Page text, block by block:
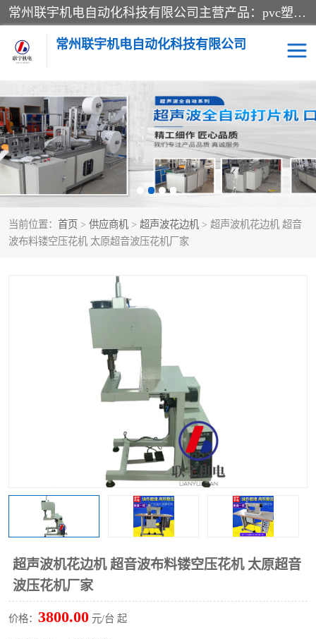
常州联宇机电自动化科技有限公司主营产品：pvc塑料焊机、高频热合机、软膜天花压边机、服装布料凹凸压花机、布料3d压印设备、服装植胶设备、超声波布料花边机、无纺布热合机、全自动压花机。
常州联宇机电自动化科技有限公司
当前位置： 首页 > 供应商机 > 超声波花边机 > 超声波机花边机 超音
波布料镂空压花机 太原超音波压花机厂家
超声波机花边机 超音波布料镂空压花机 太原超音
波压花机厂家
价格： 3800.00 元/台 起
压花定型机以及压花模具 超声波热合机
高频热合机 超声波花边机
超声波复合压花机 凹凸压花机压标机
3040凹凸压花机 双头服装凹凸压花机
泡壳包装封口机